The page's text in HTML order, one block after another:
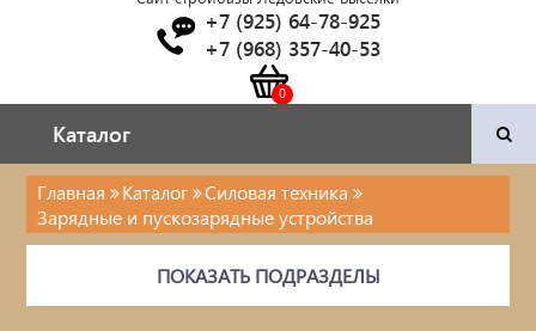
+7 (925) 64-78-925
+7 (968) 357-40-53
Каталог
Каталог
Двери и фурнитура
Наша продукция
Главная Каталог
Силовая техника
Зарядные и пускозарядные устройства
ПОКАЗАТЬ ПОДРАЗДЕЛЫ